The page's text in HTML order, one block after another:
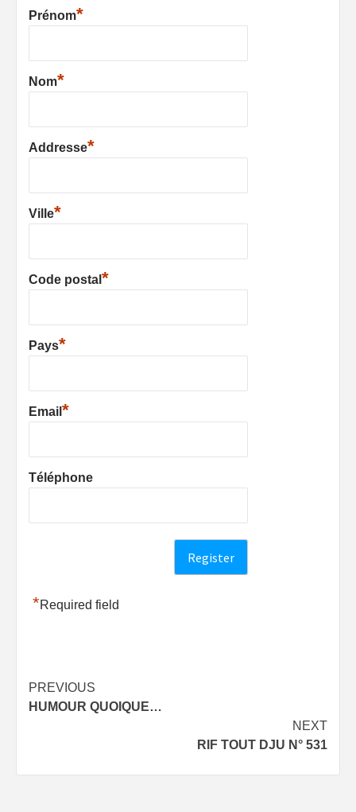
Prénom*
Nom*
Addresse*
Ville*
Code postal *
Pays*
Email *
Téléphone
*Required field
Post
navigation
PREVIOUS
HUMOUR QUOIQUE…
NEXT
RIF TOUT DJU N° 531